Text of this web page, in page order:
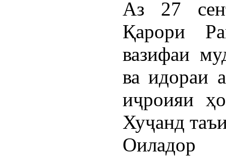
Аз 27
Қарори
вазифаи
ва идораи
иҷроияи
Хуҷанд
Оиладор